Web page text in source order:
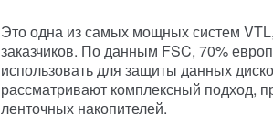
Это одна из самых мощных систем
заказчиков. По данным FSC, 70%
использовать для защиты данных
рассматривают комплексный подход,
ленточных накопителей.